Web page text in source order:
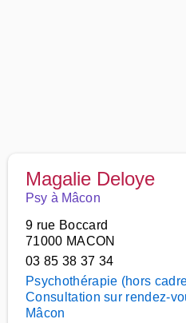
Magalie Deloye
Psy à Mâcon
9 rue Boccard
71000 MACON
03 85 38 37 34
Psychothérapie (hors
Consultation sur rendez-
Mâcon